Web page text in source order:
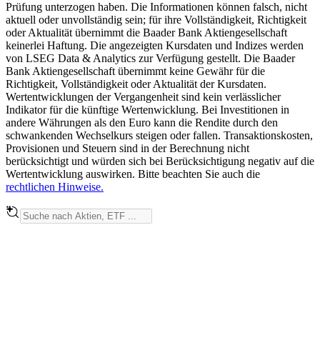
Prüfung unterzogen haben. Die Informationen können falsch, nicht
aktuell oder unvollständig sein; für ihre Vollständigkeit, Richtigkeit
oder Aktualität übernimmt die Baader Bank Aktiengesellschaft
keinerlei Haftung. Die angezeigten Kursdaten und Indizes werden
von LSEG Data & Analytics zur Verfügung gestellt. Die Baader
Bank Aktiengesellschaft übernimmt keine Gewähr für die
Richtigkeit, Vollständigkeit oder Aktualität der Kursdaten.
Wertentwicklungen der Vergangenheit sind kein verlässlicher
Indikator für die künftige Wertenwicklung. Bei Investitionen in
andere Währungen als den Euro kann die Rendite durch den
schwankenden Wechselkurs steigen oder fallen. Transaktionskosten,
Provisionen und Steuern sind in der Berechnung nicht
berücksichtigt und würden sich bei Berücksichtigung negativ auf die
Wertentwicklung auswirken. Bitte beachten Sie auch die
rechtlichen Hinweise.